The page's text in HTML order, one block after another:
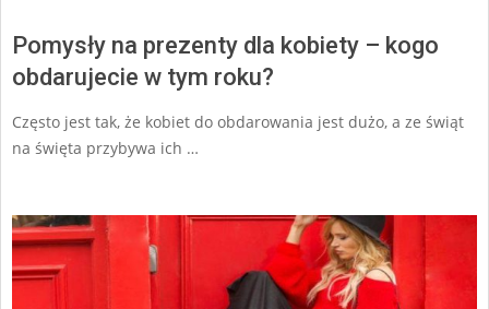
Pomysły na prezenty dla kobiety – kogo
obdarujecie w tym roku?
Często jest tak, że kobiet do obdarowania jest dużo, a ze świąt
na święta przybywa ich …